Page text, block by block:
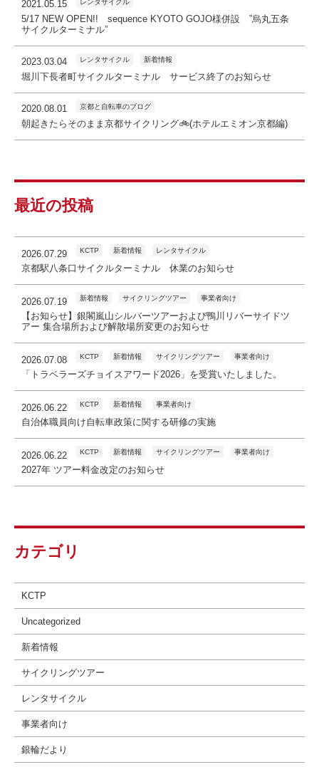
2021.05.15 レンタサイクル
5/17 NEW OPEN!! sequence KYOTO GOJO様併設 ”烏丸五条
サイクルターミナル”
2023.03.04 レンタサイクル 新着情報
堀川下長者町サイクルターミナル サービス終了のお知らせ
2020.08.01 京都と自転車のブログ
朝起きたらそのまま京都サイクリング🚲(ホテルエミオン京都編)
最近の投稿
2026.07.29 KCTP 新着情報 レンタサイクル
京都駅八条口サイクルターミナル 休業のお知らせ
2026.07.19 新着情報 サイクリングツアー 事業者向け
【お知らせ】銀閣嵐山シルバーツアーおよび鴨川リバーサイドツ
アー 集合場所および解散場所変更のお知らせ
2026.07.08 KCTP 新着情報 サイクリングツアー 事業者向け
「トラベラーズチョイスアワード2026」を受賞いたしました。
2026.06.22 KCTP 新着情報 事業者向け
自治体職員向け自転車政策に関する研修の実施
2026.06.22 KCTP 新着情報 サイクリングツアー 事業者向け
2027年 ツアー料金改定のお知らせ
カテゴリ
KCTP
Uncategorized
新着情報
サイクリングツアー
レンタサイクル
事業者向け
銀輪だより